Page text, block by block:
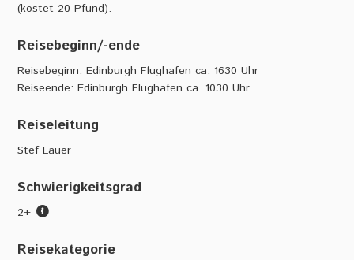
(kostet 20 Pfund).
Reisebeginn/-ende
Reisebeginn: Edinburgh Flughafen ca. 1630 Uhr
Reiseende: Edinburgh Flughafen ca. 1030 Uhr
Reiseleitung
Stef Lauer
Schwierigkeitsgrad
2+
Reisekategorie